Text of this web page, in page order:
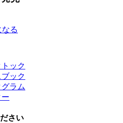
る
さい